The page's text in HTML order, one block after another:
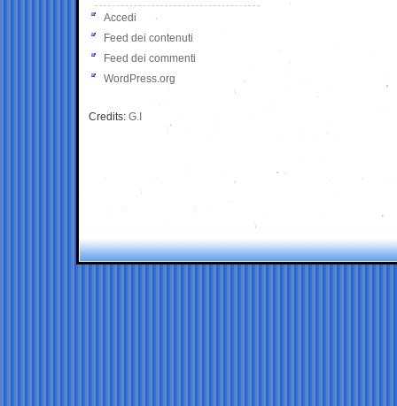
Accedi
Feed dei contenuti
Feed dei commenti
WordPress.org
Credits: G.I